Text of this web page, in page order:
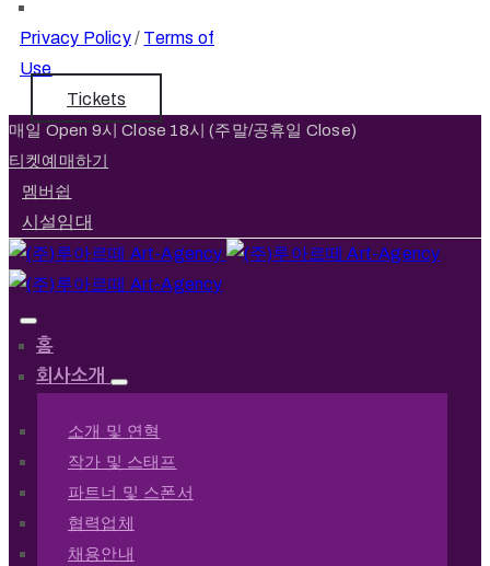
Privacy Policy/ Terms of
Use
Tickets
매일 Open 9시 Close 18시 (주말/공휴일 Close)
티켓예매하기
멤버쉽
시설임대
홈
회사소개
소개 및 연혁
작가 및 스태프
파트너 및 스폰서
협력업체
채용안내